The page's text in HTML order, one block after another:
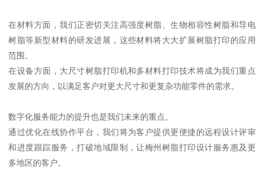
在材料方面，我们正密切关注高强度树脂、生物相容性树脂和导电
树脂等新型材料的研发进展，这些材料将大大扩展树脂打印的应用
范围。
在设备方面，大尺寸树脂打印机和多材料打印技术将成为我们重点
发展的方向，以满足客户对更大尺寸和更复杂功能零件的需求。
数字化服务能力的提升也是我们未来的重点。
通过优化在线协作平台，我们将为客户提供更便捷的远程设计评审
和进度跟踪服务，打破地域限制，让梅州树脂打印设计服务惠及更
多地区的客户。